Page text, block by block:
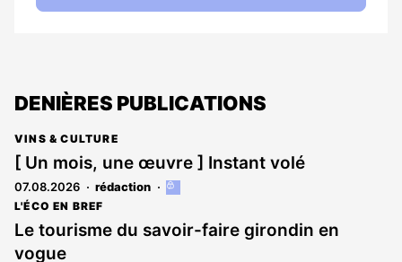
DENIÈRES PUBLICATIONS
VINS & CULTURE
[ Un mois, une œuvre ] Instant volé
07.08.2026 rédaction
Cet
réservé
L'ÉCO EN BREF
Le tourisme du savoir-faire girondin en
vogue